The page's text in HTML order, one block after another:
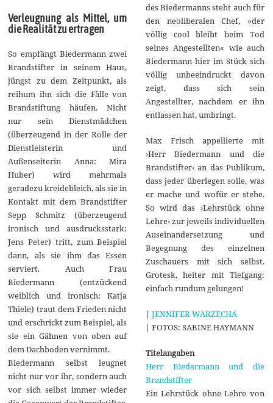
Verleugnung als Mittel, um
die Realität zu ertragen
So empfängt Biedermann zwei
Brandstifter in seinem Haus,
jüngst zu dem Zeitpunkt, als
reihum ihn sich die Fälle von
Brandstiftung häufen. Nicht
nur sein Dienstmädchen
(überzeugend in der Rolle der
Dienstleisterin und
Außenseiterin Anna: Mira
Huber) wird mehrmals
geradezu kreidebleich, als sie in
Kontakt mit dem Brandstifter
Sepp Schmitz (überzeugend
ironisch und ausdrucksstark:
Jens Peter) tritt, zum Beispiel
dann, als sie ihm das Essen
serviert. Auch Frau
Biedermann (entzückend
weiblich und ironisch: Katja
Thiele) traut dem Frieden nicht
und erschrickt zum Beispiel, als
sie ein Gähnen von oben auf
dem Dachboden vernimmt.
Biedermann selbst leugnet
nicht nur vor ihr, sondern auch
vor sich selbst immer wieder
des Biedermanns steht auch für
den neoliberalen Chef, »der
völlig cool bleibt beim Tod
seines Angestellten« wie auch
Biedermann hier im Stück sich
völlig unbeeindruckt davon
zeigt, dass sich sein
Angestellter, nachdem er ihn
entlassen hat, umbringt.
Max Frisch appellierte mit
›Herr Biedermann und die
Brandstifter‹ an das Publikum,
dass jeder überlegen solle, was
er mache und wofür er stehe.
So wird das ›Lehrstück ohne
Lehre‹ zur jeweils individuellen
Auseinandersetzung und
Begegnung des einzelnen
Zuschauers mit sich selbst.
Grotesk, heiter mit Tiefgang:
einfach rundum gelungen!
| JENNIFER WARZECHA
| FOTOS: SABINE HAYMANN
Titelangaben
Herr Biedermann und die
Brandstifter
Ein Lehrstück ohne Lehre von